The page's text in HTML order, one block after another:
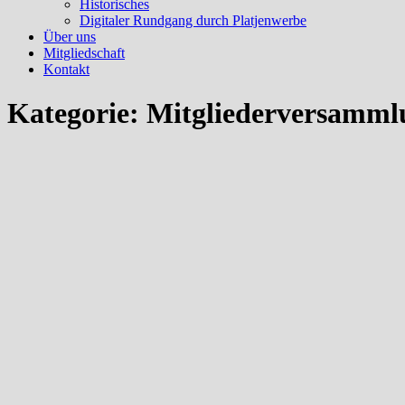
Historisches
Digitaler Rundgang durch Platjenwerbe
Über uns
Mitgliedschaft
Kontakt
Kategorie: